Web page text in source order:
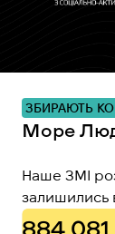
ЗБИРАЮТЬ
Море
Наше ЗМІ розповідає
залишились
884